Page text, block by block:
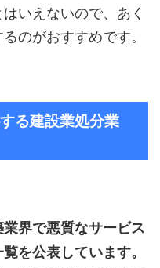
いえないので、あく
のがおすすめです。
る建設業処分業
界で悪質なサービス
を公表しています。